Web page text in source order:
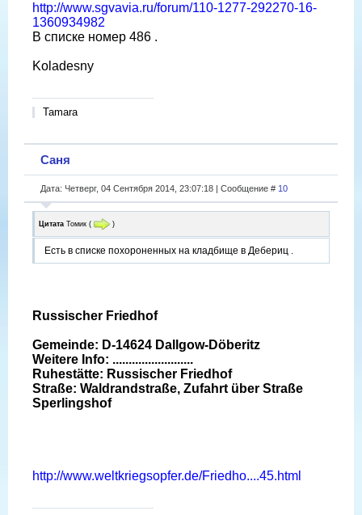
http://www.sgvavia.ru/forum/110-1277-292270-16-
1360934982
В списке номер 486 .
Koladesny
Tamara
Саня
Дата: Четверг, 04 Сентября 2014, 23:07:18 | Сообщение # 10
Цитата Томик ( )
Есть в списке похороненных на кладбище в Дебериц .
Russischer Friedhof
Gemeinde: D-14624 Dallgow-Döberitz
Weitere Info: .........................
Ruhestätte: Russischer Friedhof
Straße: Waldrandstraße, Zufahrt über Straße
Sperlingshof
http://www.weltkriegsopfer.de/Friedho....45.html